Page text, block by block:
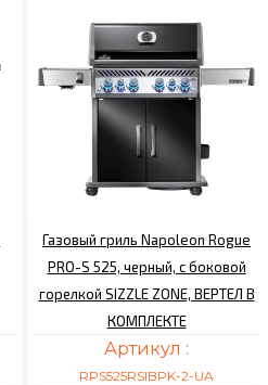
Газовый гриль Napoleon Rogue
PRO-S 525, черный, с боковой
горелкой SIZZLE ZONE, ВЕРТЕЛ В
КОМПЛЕКТЕ
Артикул :
RPS525RSIBPK-2-UA